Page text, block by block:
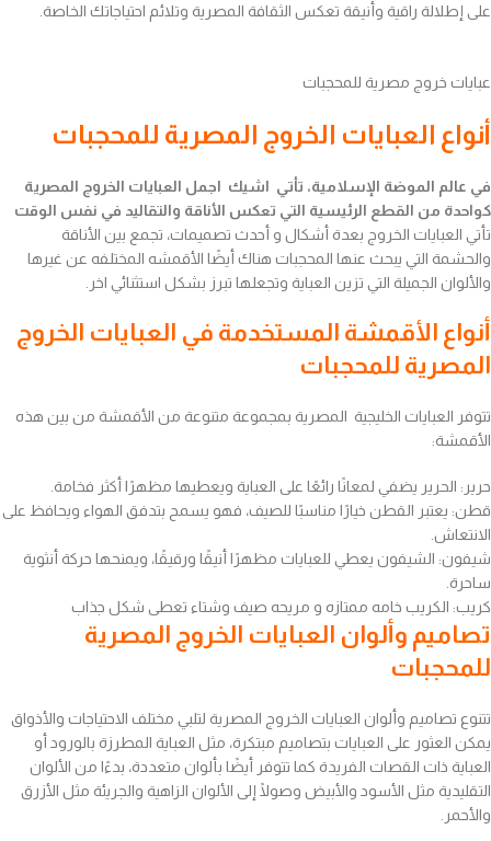
على إطلالة راقية وأنيقة تعكس الثقافة المصرية وتلائم احتياجاتك الخاصة.
عبايات خروج مصرية للمحجبات
أنواع العبايات الخروج المصرية للمحجبات
في عالم الموضة الإسلامية، تأتي اشيك اجمل العبايات الخروج المصرية
كواحدة من القطع الرئيسية التي تعكس الأناقة والتقاليد في نفس الوقت
تأتي العبايات الخروج بعدة أشكال و أحدث تصميمات، تجمع بين الأناقة
والحشمة التي يبحث عنها المحجبات هناك أيضًا الأقمشه المختلفه عن غيرها
والألوان الجميلة التي تزين العباية وتجعلها تبرز بشكل استثنائي اخر.
أنواع الأقمشة المستخدمة في العبايات الخروج
المصرية للمحجبات
تتوفر العبايات الخليجية المصرية بمجموعة متنوعة من الأقمشة من بين هذه
الأقمشة:
حرير: الحرير يضفي لمعانًا رائعًا على العباية ويعطيها مظهرًا أكثر فخامة.
قطن: يعتبر القطن خيارًا مناسبًا للصيف، فهو يسمح بتدفق الهواء ويحافظ على
الانتعاش.
شيفون: الشيفون يعطي للعبايات مظهرًا أنيقًا ورقيقًا، ويمنحها حركة أنثوية
ساحرة.
كريب: الكريب خامه ممتازه و مريحه صيف وشتاء تعطى شكل جذاب
تصاميم وألوان العبايات الخروج المصرية
للمحجبات
تتنوع تصاميم وألوان العبايات الخروج المصرية لتلبي مختلف الاحتياجات والأذواق
يمكن العثور على العبايات بتصاميم مبتكرة، مثل العباية المطرزة بالورود أو
العباية ذات القصات الفريدة كما تتوفر أيضًا بألوان متعددة، بدءًا من الألوان
التقليدية مثل الأسود والأبيض وصولًا إلى الألوان الزاهية والجريئة مثل الأزرق
والأحمر.